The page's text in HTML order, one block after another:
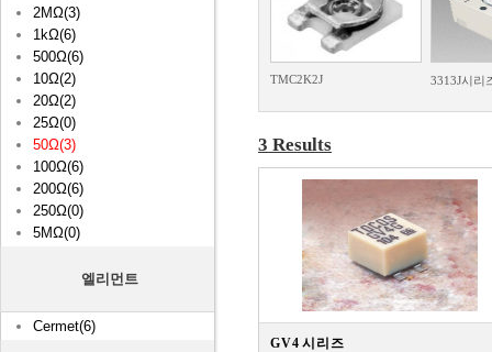
2MΩ(3)
1kΩ(6)
500Ω(6)
10Ω(2)
20Ω(2)
25Ω(0)
50Ω(3)
100Ω(6)
200Ω(6)
250Ω(0)
5MΩ(0)
엘리먼트
Cermet(6)
TMC2K2J 3313J시리
3 Results
GV4 시리즈